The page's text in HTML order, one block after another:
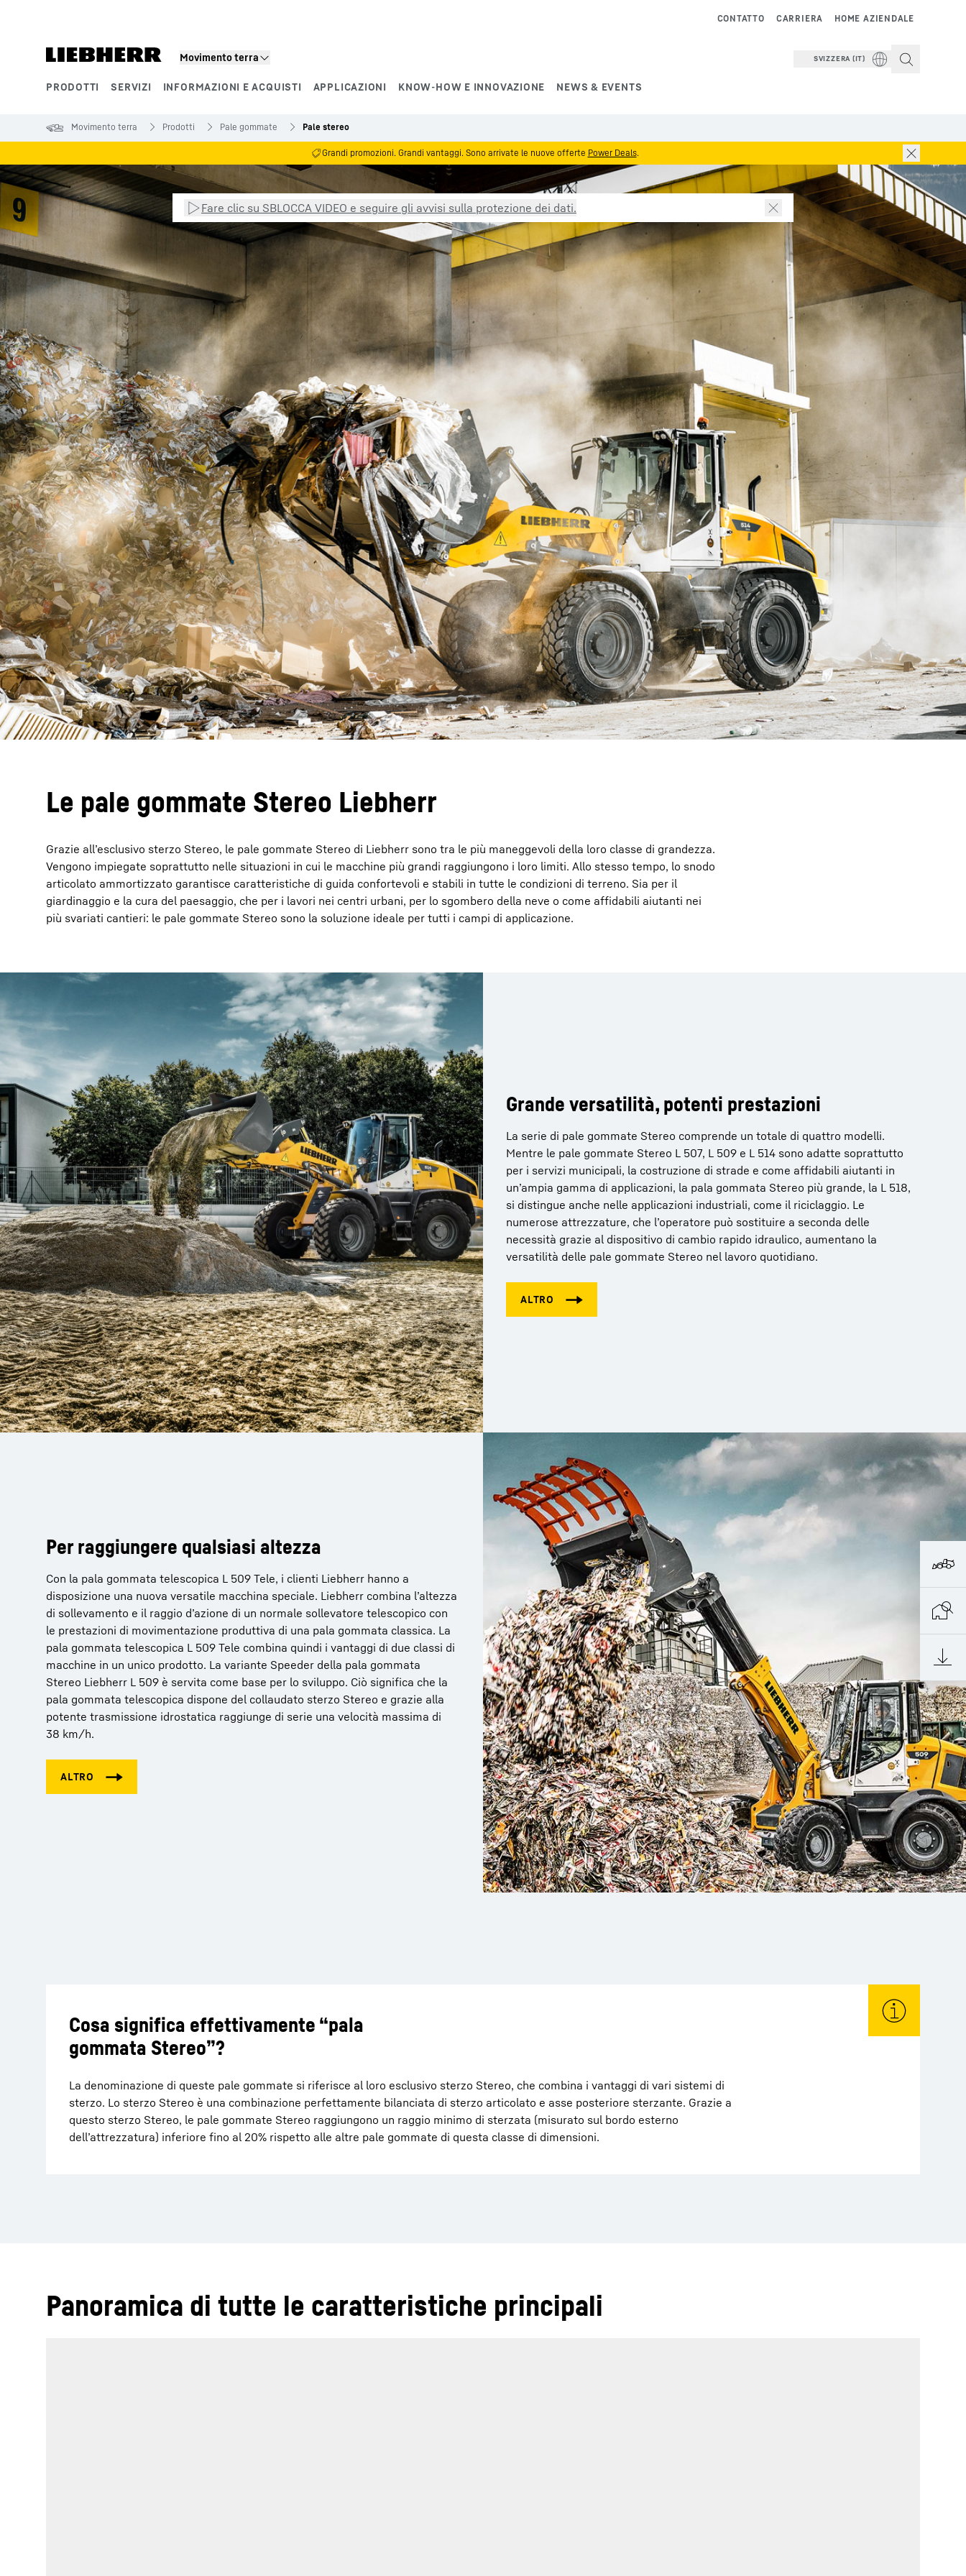
Movimento terra
PRODOTTI SERVIZI INFORMAZIONI E ACQUISTI APPLICAZIONI KNOW-HOW E INNOVAZIONE NEWS & EVENTS
HOME AZIENDALE
CARRIERA
CONTATTO
SVIZZERA (IT)
Maggiori informazioni sulla società Carriera in Liebherr
Movimento terra Prodotti Pale gommate Pale stereo
Grandi promozioni. Grandi vantaggi. Sono arrivate le nuove offerte Power Deals.
Fare clic su SBLOCCA VIDEO e seguire gli avvisi sulla protezione dei dati.
Le pale gommate Stereo Liebherr
Grazie all’esclusivo sterzo Stereo, le pale gommate Stereo di Liebherr sono tra le più maneggevoli della loro classe di grandezza.
Vengono impiegate soprattutto nelle situazioni in cui le macchine più grandi raggiungono i loro limiti. Allo stesso tempo, lo snodo
articolato ammortizzato garantisce caratteristiche di guida confortevoli e stabili in tutte le condizioni di terreno. Sia per il
giardinaggio e la cura del paesaggio, che per i lavori nei centri urbani, per lo sgombero della neve o come affidabili aiutanti nei
più svariati cantieri: le pale gommate Stereo sono la soluzione ideale per tutti i campi di applicazione.
Grande versatilità, potenti prestazioni
La serie di pale gommate Stereo comprende un totale di quattro modelli.
Mentre le pale gommate Stereo L 507, L 509 e L 514 sono adatte soprattutto
per i servizi municipali, la costruzione di strade e come affidabili aiutanti in
un’ampia gamma di applicazioni, la pala gommata Stereo più grande, la L 518,
si distingue anche nelle applicazioni industriali, come il riciclaggio. Le
numerose attrezzature, che l’operatore può sostituire a seconda delle
necessità grazie al dispositivo di cambio rapido idraulico, aumentano la
versatilità delle pale gommate Stereo nel lavoro quotidiano.
Per raggiungere qualsiasi altezza
Con la pala gommata telescopica L 509 Tele, i clienti Liebherr hanno a
disposizione una nuova versatile macchina speciale. Liebherr combina l’altezza
di sollevamento e il raggio d’azione di un normale sollevatore telescopico con
le prestazioni di movimentazione produttiva di una pala gommata classica. La
pala gommata telescopica L 509 Tele combina quindi i vantaggi di due classi di
macchine in un unico prodotto. La variante Speeder della pala gommata
Stereo Liebherr L 509 è servita come base per lo sviluppo. Ciò significa che la
pala gommata telescopica dispone del collaudato sterzo Stereo e grazie alla
potente trasmissione idrostatica raggiunge di serie una velocità massima di
38 km/h.
Cosa significa effettivamente “pala
gommata Stereo”?
La denominazione di queste pale gommate si riferisce al loro esclusivo sterzo Stereo, che combina i vantaggi di vari sistemi di
sterzo. Lo sterzo Stereo è una combinazione perfettamente bilanciata di sterzo articolato e asse posteriore sterzante. Grazie a
questo sterzo Stereo, le pale gommate Stereo raggiungono un raggio minimo di sterzata (misurato sul bordo esterno
dell’attrezzatura) inferiore fino al 20% rispetto alle altre pale gommate di questa classe di dimensioni.
Panoramica di tutte le caratteristiche principali